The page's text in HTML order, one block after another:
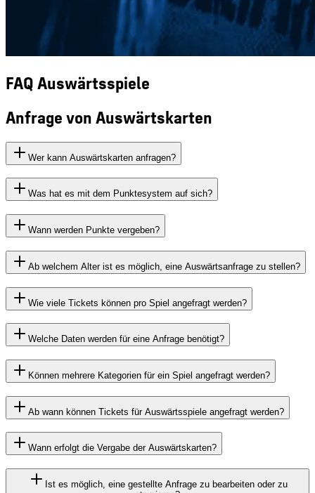
FAQ Auswärtsspiele
Anfrage von Auswärtskarten
Wer kann Auswärtskarten anfragen?
Was hat es mit dem Punktesystem auf sich?
Wann werden Punkte vergeben?
Ab welchem Alter ist es möglich, eine Auswärtsanfrage zu stellen?
Wie viele Tickets können pro Spiel angefragt werden?
Welche Daten werden für eine Anfrage benötigt?
Können mehrere Kategorien für ein Spiel angefragt werden?
Ab wann können Tickets für Auswärtsspiele angefragt werden?
Wann erfolgt die Vergabe der Auswärtskarten?
Ist es möglich, eine gestellte Anfrage zu bearbeiten oder zu